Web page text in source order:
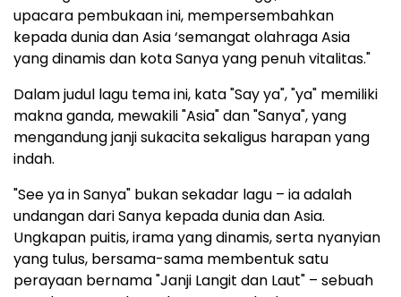
upacara pembukaan ini, mempersembahkan
kepada dunia dan Asia ‘semangat olahraga Asia
yang dinamis dan kota Sanya yang penuh vitalitas."
Dalam judul lagu tema ini, kata "Say ya", "ya" memiliki
makna ganda, mewakili "Asia" dan "Sanya", yang
mengandung janji sukacita sekaligus harapan yang
indah.
"See ya in Sanya" bukan sekadar lagu – ia adalah
undangan dari Sanya kepada dunia dan Asia.
Ungkapan puitis, irama yang dinamis, serta nyanyian
yang tulus, bersama-sama membentuk satu
perayaan bernama "Janji Langit dan Laut" – sebuah